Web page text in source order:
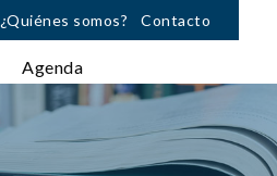
¿Quiénes somos? Contacto
Agenda